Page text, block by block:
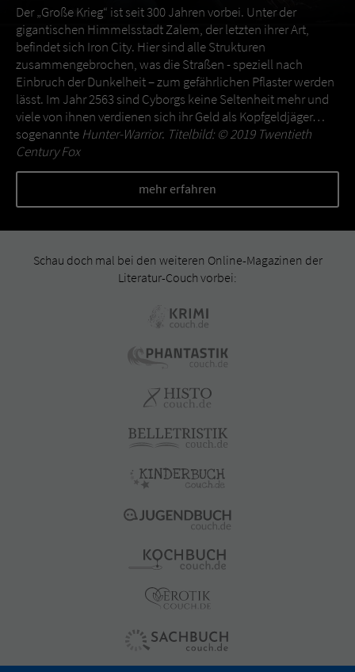
Der „Große Krieg“ ist seit 300 Jahren vorbei. Unter der
gigantischen Himmelsstadt Zalem, der letzten ihrer Art,
befindet sich Iron City. Hier sind alle Strukturen
zusammengebrochen, was die Straßen - speziell nach
Einbruch der Dunkelheit – zum gefährlichen Pflaster werden
lässt. Im Jahr 2563 sind Cyborgs keine Seltenheit mehr und
viele von ihnen verdienen sich ihr Geld als Kopfgeldjäger…
sogenannte Hunter-Warrior. Titelbild: © 2019 Twentieth
Century Fox
mehr erfahren
Schau doch mal bei den weiteren Online-Magazinen der
Literatur-Couch vorbei: